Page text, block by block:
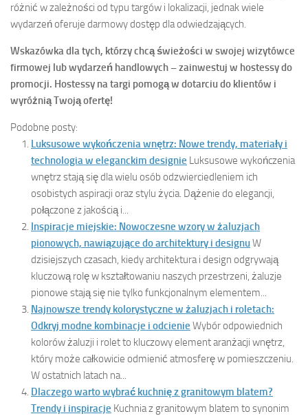
różnić w zależności od typu targów i lokalizacji, jednak wiele
wydarzeń oferuje darmowy dostęp dla odwiedzających.
Wskazówka dla tych, którzy chcą świeżości w swojej wizytówce
firmowej lub wydarzeń handlowych – zainwestuj w hostessy do
promocji. Hostessy na targi pomogą w dotarciu do klientów i
wyróżnią Twoją ofertę!
Podobne posty:
Luksusowe wykończenia wnętrz: Nowe trendy, materiały i
technologia w eleganckim designie Luksusowe wykończenia
wnętrz stają się dla wielu osób odzwierciedleniem ich
osobistych aspiracji oraz stylu życia. Dążenie do elegancji,
połączone z jakością i...
Inspiracje miejskie: Nowoczesne wzory w żaluzjach
pionowych, nawiązujące do architektury i designuW
dzisiejszych czasach, kiedy architektura i design odgrywają
kluczową rolę w kształtowaniu naszych przestrzeni, żaluzje
pionowe stają się nie tylko funkcjonalnym elementem...
Najnowsze trendy kolorystyczne w żaluzjach i roletach:
Odkryj modne kombinacje i odcienie Wybór odpowiednich
kolorów żaluzji i rolet to kluczowy element aranżacji wnętrz,
który może całkowicie odmienić atmosferę w pomieszczeniu.
W ostatnich latach na...
Dlaczego warto wybrać kuchnię z granitowym blatem?
Trendy i inspiracje Kuchnia z granitowym blatem to synonim